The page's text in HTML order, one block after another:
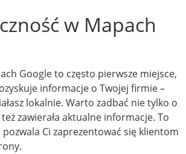
w Mapach
Google to często pierwsze miejsce,
informacje o Twojej firmie –
lokalnie. Warto zadbać nie tylko o
zawierała aktualne informacje. To
Ci zaprezentować się klientom